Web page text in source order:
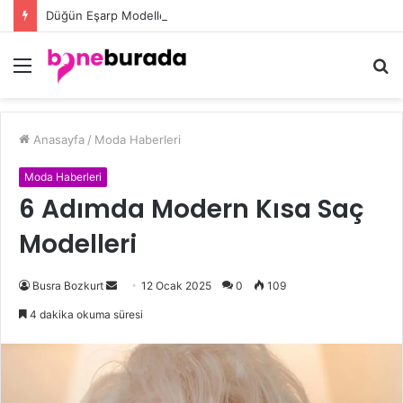
Düğün Eşarp Modelleri ile Göz Kamaştıran Şıklığın Sırları
Menü
Anasayfa / Moda Haberleri
Moda Haberleri
6 Adımda Modern Kısa Saç
Modelleri
Busra Bozkurt
-
12 Ocak 2025 0 109
4 dakika okuma süresi